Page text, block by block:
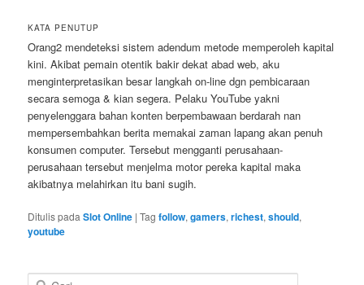
KATA PENUTUP
Orang2 mendeteksi sistem adendum metode memperoleh kapital
kini. Akibat pemain otentik bakir dekat abad web, aku
menginterpretasikan besar langkah on-line dgn pembicaraan
secara semoga & kian segera. Pelaku YouTube yakni
penyelenggara bahan konten berpembawaan berdarah nan
mempersembahkan berita memakai zaman lapang akan penuh
konsumen computer. Tersebut mengganti perusahaan-
perusahaan tersebut menjelma motor pereka kapital maka
akibatnya melahirkan itu bani sugih.
Ditulis pada Slot Online |Tag follow,gamers,richest,should,
youtube